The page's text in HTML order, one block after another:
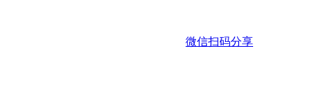
微信扫码分享